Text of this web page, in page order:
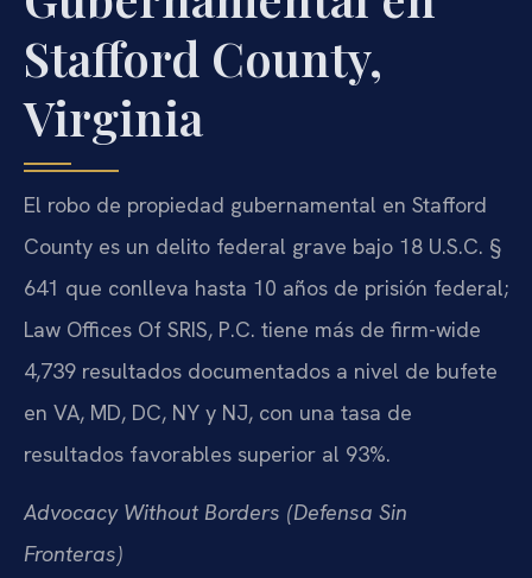
Stafford County,
Virginia
El robo de propiedad gubernamental en Stafford
County es un delito federal grave bajo 18 U.S.C. §
641 que conlleva hasta 10 años de prisión federal;
Law Offices Of SRIS, P.C. tiene más de firm-wide
4,739 resultados documentados a nivel de bufete
en VA, MD, DC, NY y NJ, con una tasa de
resultados favorables superior al 93%.
Advocacy Without Borders (Defensa Sin
Fronteras)